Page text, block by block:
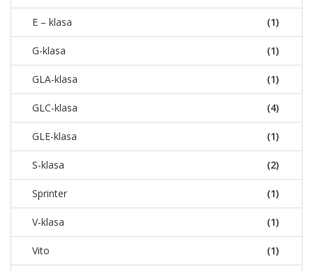
E – klasa (1)
G-klasa (1)
GLA-klasa (1)
GLC-klasa (4)
GLE-klasa (1)
S-klasa (2)
Sprinter (1)
V-klasa (1)
Vito (1)